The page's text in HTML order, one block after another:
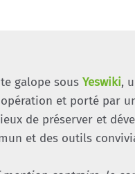
galope sous Yeswiki,
et porté par
de préserver et
et des outils